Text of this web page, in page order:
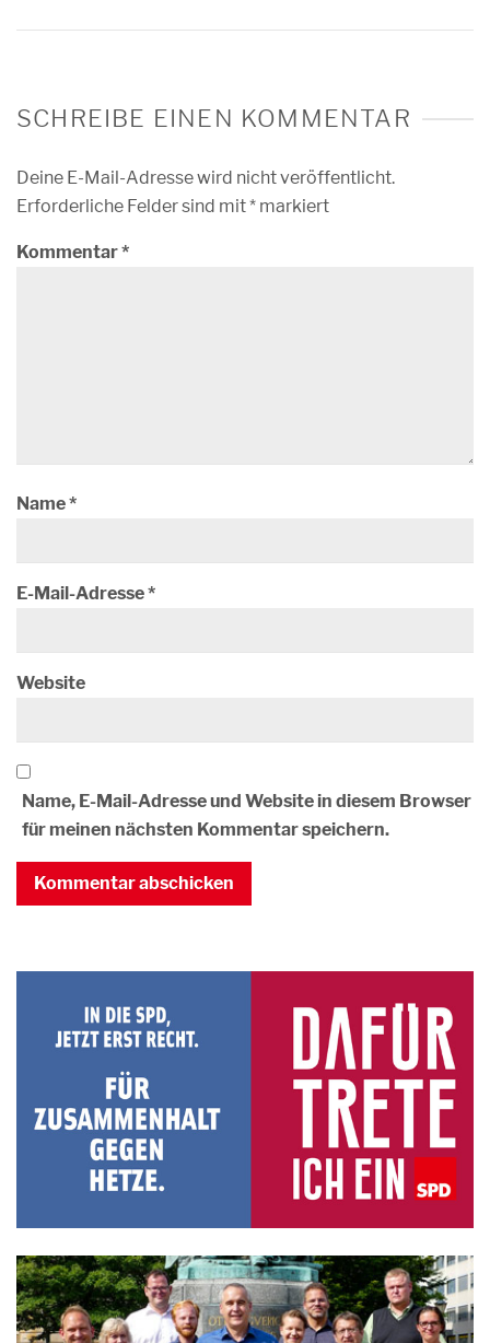
SCHREIBE EINEN KOMMENTAR
Deine E-Mail-Adresse wird nicht veröffentlicht.
Erforderliche Felder sind mit* markiert
Kommentar*
Name*
E-Mail-Adresse*
Website
Name, E-Mail-Adresse und Website in diesem Browser
für meinen nächsten Kommentar speichern.